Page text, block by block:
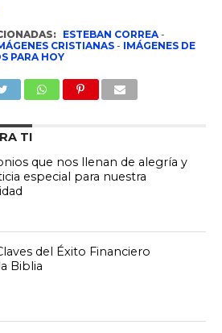
ESTEBAN CORREA-
CRISTIANAS- IMÁGENES DE
PARA HOY
TI
que nos llenan de alegría y
especial para nuestra
del Éxito Financiero
Biblia